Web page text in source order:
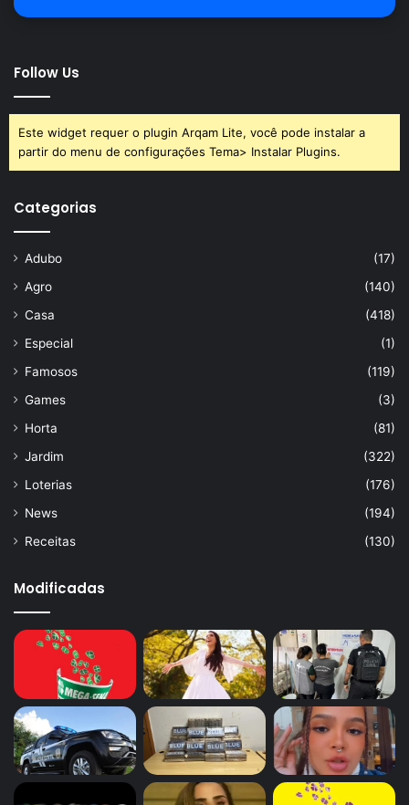
Follow Us
Este widget requer o plugin Arqam Lite, você pode instalar a
partir do menu de configurações Tema> Instalar Plugins.
Categorias
Adubo
(17)
Agro
(140)
Casa
(418)
Especial
(1)
Famosos
(119)
Games
(3)
Horta
(81)
Jardim
(322)
Loterias
(176)
News
(194)
Receitas
(130)
Modificadas